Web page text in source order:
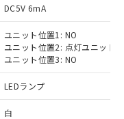
DC5V 6mA
ユニット位置1: NO
ユニット位置2: 点灯ユニット
ユニット位置3: NO
LEDランプ
白